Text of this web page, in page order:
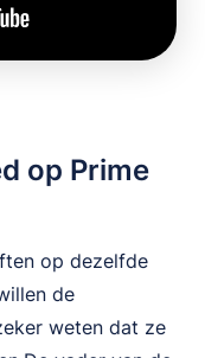
op Prime
op dezelfde
de
weten dat ze